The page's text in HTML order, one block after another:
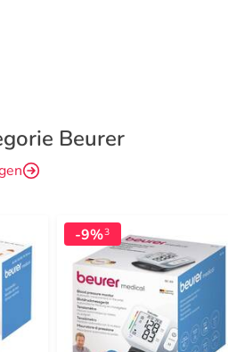
Beurer
-9%3